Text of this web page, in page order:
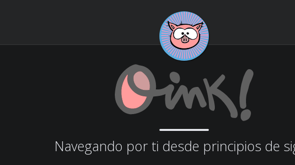
Navegando por ti desde principios de